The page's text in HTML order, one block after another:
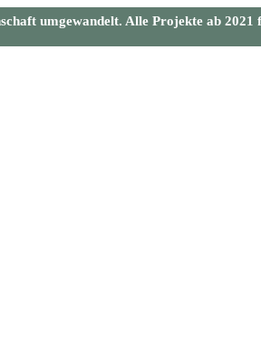
umgewandelt. Alle Projekte ab 2021